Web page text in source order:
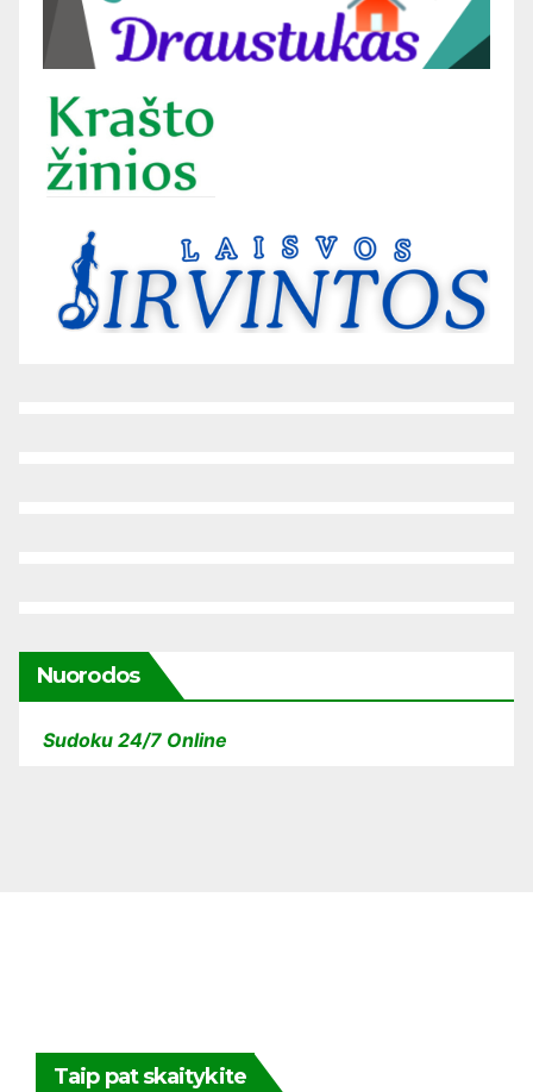
Nuorodos
Sudoku 24/7 Online
Taip pat skaitykite